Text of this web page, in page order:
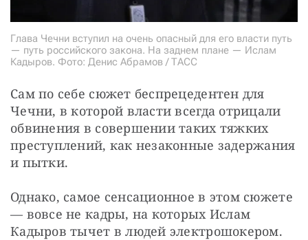
Глава Чечни вступил на очень опасный для его власти путь
— путь российского закона. На заднем плане — Ислам
Кадыров. Фото: Денис Абрамов / ТАСС
Сам по себе сюжет беспрецедентен для
Чечни, в которой власти всегда отрицали
обвинения в совершении таких тяжких
преступлений, как незаконные задержания
и пытки.
Однако, самое сенсационное в этом сюжете
— вовсе не кадры, на которых Ислам
Кадыров тычет в людей электрошокером.